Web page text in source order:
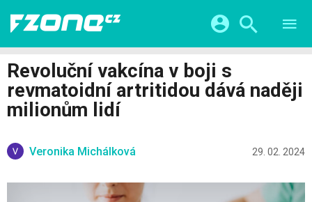
VIDEA
SERIÁLY
CHYTRÁ MĚSTA
ŽIVOT BUDOUCNOSTI
HRY A ZÁBAVA
Facebook Google
Revoluční vakcína v boji s
revmatoidní artritidou dává naději
milionům lidí
Veronika Michálková 29. 02. 2024